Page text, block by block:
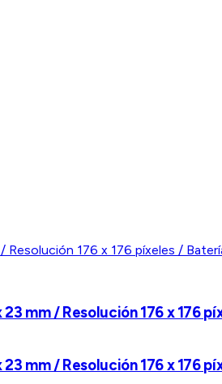
mm / Resolución 176 x 176
mm / Resolución 176 x 176